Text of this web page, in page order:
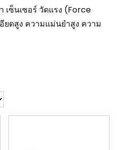
เซ็นเซอร์ วัดแรง (Force
ยดสูง ความแม่นยำสูง ความ